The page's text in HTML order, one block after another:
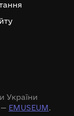
України
— EMUSEUM.